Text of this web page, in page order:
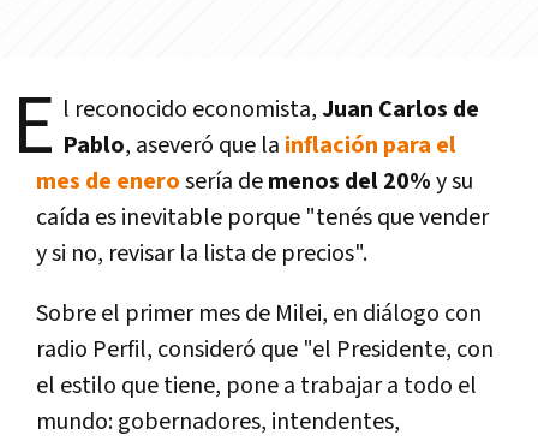
E l reconocido economista,Juan Carlos de
Pablo, aseveró que la inflación para el
mes de enerosería demenos del 20%y su
caída es inevitable porque "tenés que vender
y si no, revisar la lista de precios".
Sobre el primer mes de Milei, en diálogo con
radio Perfil, consideró que "el Presidente, con
el estilo que tiene, pone a trabajar a todo el
mundo: gobernadores, intendentes,